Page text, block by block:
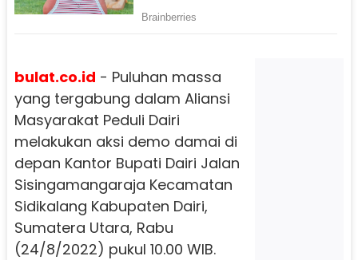
bulat.co.id - Puluhan massa
yang tergabung dalam Aliansi
Masyarakat Peduli Dairi
melakukan aksi demo damai di
depan Kantor Bupati Dairi Jalan
Sisingamangaraja Kecamatan
Sidikalang Kabupaten Dairi,
Sumatera Utara, Rabu
(24/8/2022) pukul 10.00 WIB.